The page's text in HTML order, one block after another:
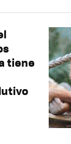
tiene